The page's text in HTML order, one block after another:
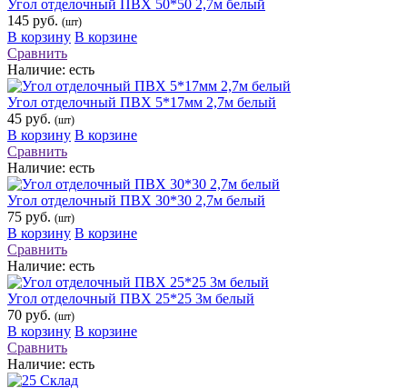
Угол отделочный ПВХ 50*50 2,7м белый
145 руб. (шт)
В корзину В корзине
Сравнить
Наличие: есть
Угол отделочный ПВХ 5*17мм 2,7м белый
45 руб. (шт)
В корзину В корзине
Сравнить
Наличие: есть
Угол отделочный ПВХ 30*30 2,7м белый
75 руб. (шт)
В корзину В корзине
Сравнить
Наличие: есть
Угол отделочный ПВХ 25*25 3м белый
70 руб. (шт)
В корзину В корзине
Сравнить
Наличие: есть